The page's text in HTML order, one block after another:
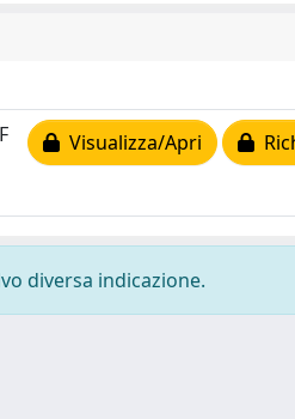
Visualizza/Apri
diversa indicazione.